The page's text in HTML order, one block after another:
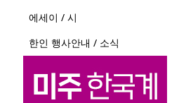
에세이 / 시
한인 행사안내 / 소식